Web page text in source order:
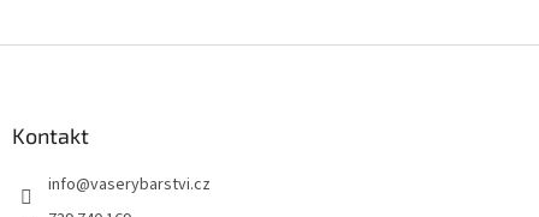
Kontakt
info@vaserybarstvi.cz